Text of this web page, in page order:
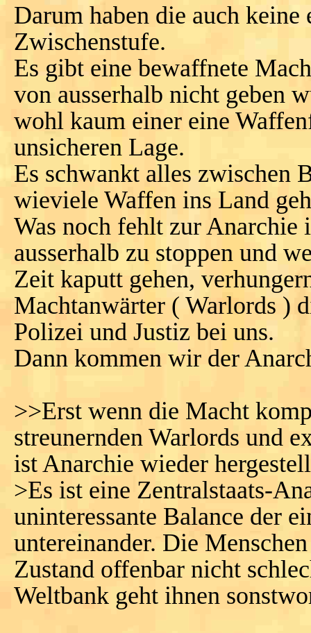
Darum haben die auch
Zwischenstufe.
Es gibt eine bewaffnete
von ausserhalb nicht geben
wohl kaum einer eine
unsicheren Lage.
Es schwankt alles zwischen
wieviele Waffen ins Land
Was noch fehlt zur Anarchie
ausserhalb zu stoppen und
Zeit kaputt gehen,
Machtanwärter ( Warlords )
Polizei und Justiz bei uns.
Dann kommen wir der
>>Erst wenn die Macht
streunernden Warlords und
ist Anarchie wieder
>Es ist eine Zentralstaats-
uninteressante Balance der
untereinander. Die
Zustand offenbar nicht
Weltbank geht ihnen